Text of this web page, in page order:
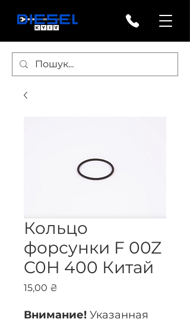
Кольцо
форсунки F 00Z
C0H 400 Китай
15,00 ₴
Внимание! Указанная